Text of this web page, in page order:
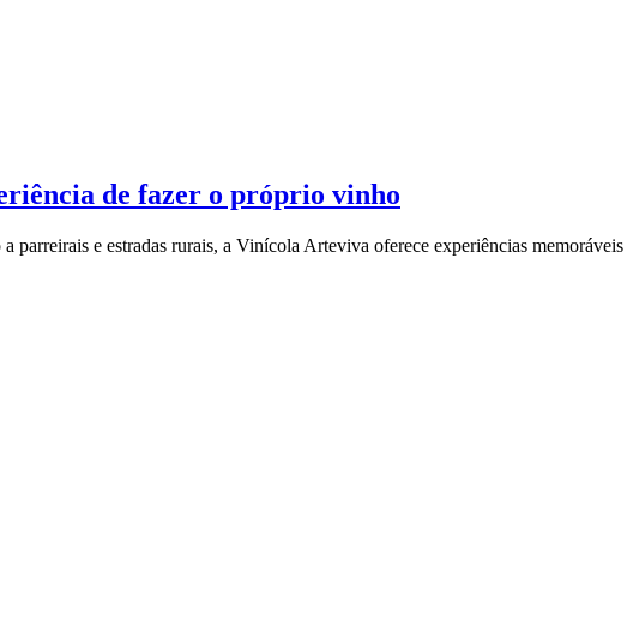
de fazer o próprio vinho
parreirais e estradas rurais, a Vinícola Arteviva oferece experiências